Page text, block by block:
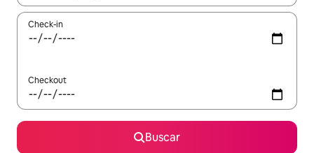
Check-in
Checkout
Buscar